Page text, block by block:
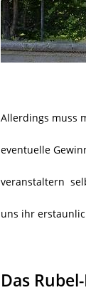
Allerdings muss
eventuelle
veranstaltern
uns ihr
Das